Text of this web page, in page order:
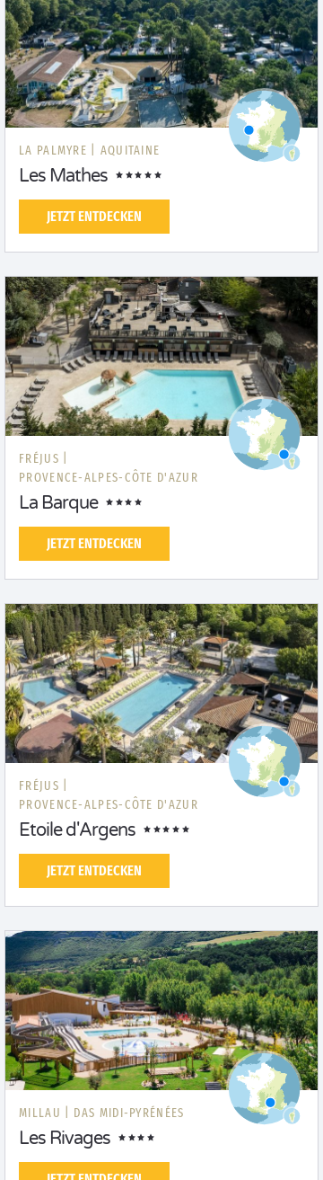
LA PALMYRE | AQUITAINE
Les Mathes
JETZT ENTDECKEN
FRÉJUS |
PROVENCE-ALPES-CÔTE D'AZUR
La Barque
JETZT ENTDECKEN
FRÉJUS |
PROVENCE-ALPES-CÔTE D'AZUR
Etoile d'Argens
JETZT ENTDECKEN
MILLAU | DAS MIDI-PYRÉNÉES
Les Rivages